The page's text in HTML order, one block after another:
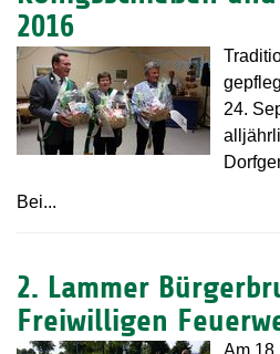
2016
24.
Bei...
2. Lammer
Freiwilligen